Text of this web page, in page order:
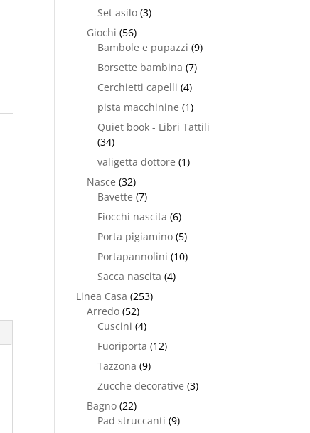
Set asilo (3)
Giochi (56)
Bambole e pupazzi (9)
Borsette bambina (7)
Cerchietti capelli (4)
pista macchinine (1)
Quiet book - Libri Tattili
(34)
valigetta dottore (1)
Nasce (32)
Bavette (7)
Fiocchi nascita (6)
Porta pigiamino (5)
Portapannolini (10)
Sacca nascita (4)
Linea Casa (253)
Arredo (52)
Cuscini (4)
Fuoriporta (12)
Tazzona (9)
Zucche decorative (3)
Bagno (22)
Pad struccanti (9)